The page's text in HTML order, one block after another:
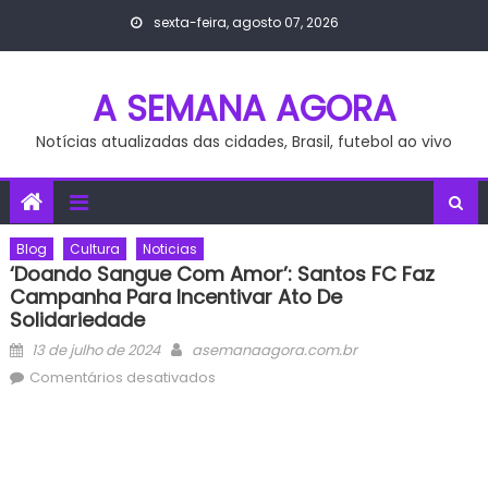
sexta-feira, agosto 07, 2026
A SEMANA AGORA
Notícias atualizadas das cidades, Brasil, futebol ao vivo
Blog Cultura Noticias
‘Doando Sangue Com Amor’: Santos FC Faz
Campanha Para Incentivar Ato De
Solidariedade
Posted
on
13 de julho de 2024 Author
asemanaagora.com.br
Comentários desativadosem